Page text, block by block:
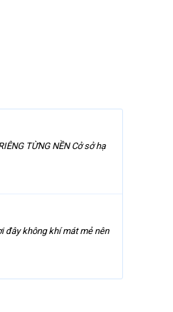
TỪNG NỀN Cở sở hạ
đây không khí mát mẻ nên